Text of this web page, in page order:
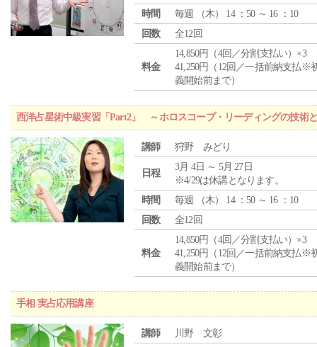
時間
毎週 （木） 14 ：50 ～ 16 ：10
回数
全12回
料金
14,850円（4回／分割支払い）×3
41,250円（12回／一括前納支払※
義開始前まで）
西洋占星術中級実習「Part2」 ～ホロスコープ・リーディングの技術
講師 狩野 みどり
日程
3月 4日 ～ 5月 27日
※4/29は休講となります。
時間
毎週 （木） 14 ：50 ～ 16 ：10
回数
全12回
料金
14,850円（4回／分割支払い）×3
41,250円（12回／一括前納支払※
義開始前まで）
手相 実占応用講座
講師 川野 文彰